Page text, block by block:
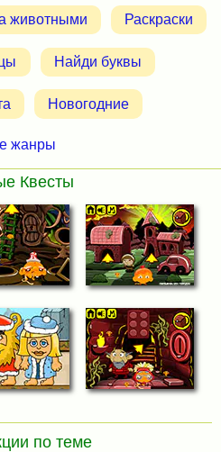
животными Раскраски
Найди буквы
Новогодние
жанры
Квесты
по теме